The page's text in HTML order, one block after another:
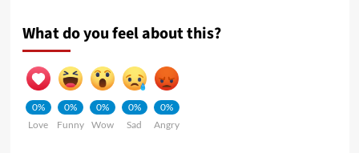
What do you feel about this?
0%
Love
0%
Funny
0%
Wow
0%
Sad
0%
Angry